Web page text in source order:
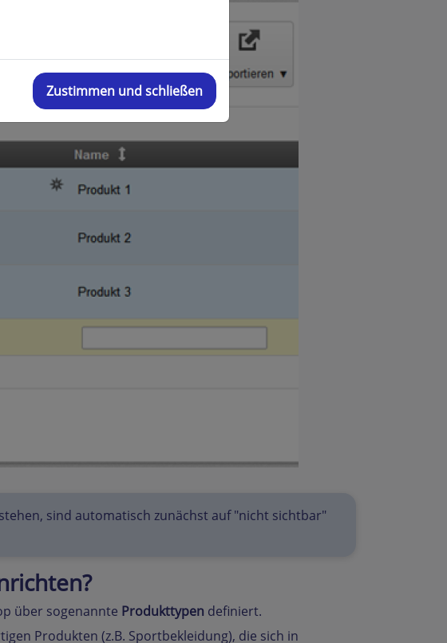
sind automatisch zunächst auf "nicht sichtbar"
über sogenannte Produkttypen definiert.
Produkten (z.B. Sportbekleidung), die sich in
Zustimmen und schließen